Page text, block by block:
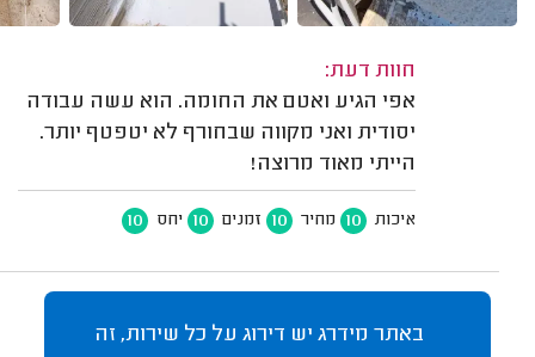
חוות דעת:
אפי הגיע ואטם את החומה. הוא עשה עבודה
יסודית ואני מקווה שבחורף לא יטפטף יותר.
הייתי מאוד מרוצה!
איכות 10 מחיר 10 זמנים 10 יחס 10
באתר מידרג יש דירוג על כל שירות, זה